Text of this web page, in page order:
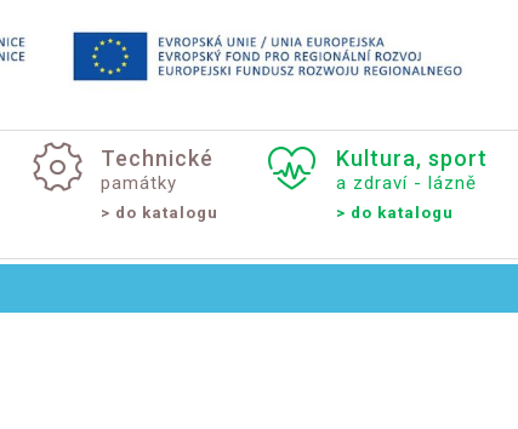
Technické
památky
> do katalogu
Kultura, sport
a zdraví - lázně
> do katalogu